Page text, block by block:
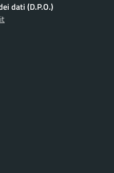
dati (D.P.O.)